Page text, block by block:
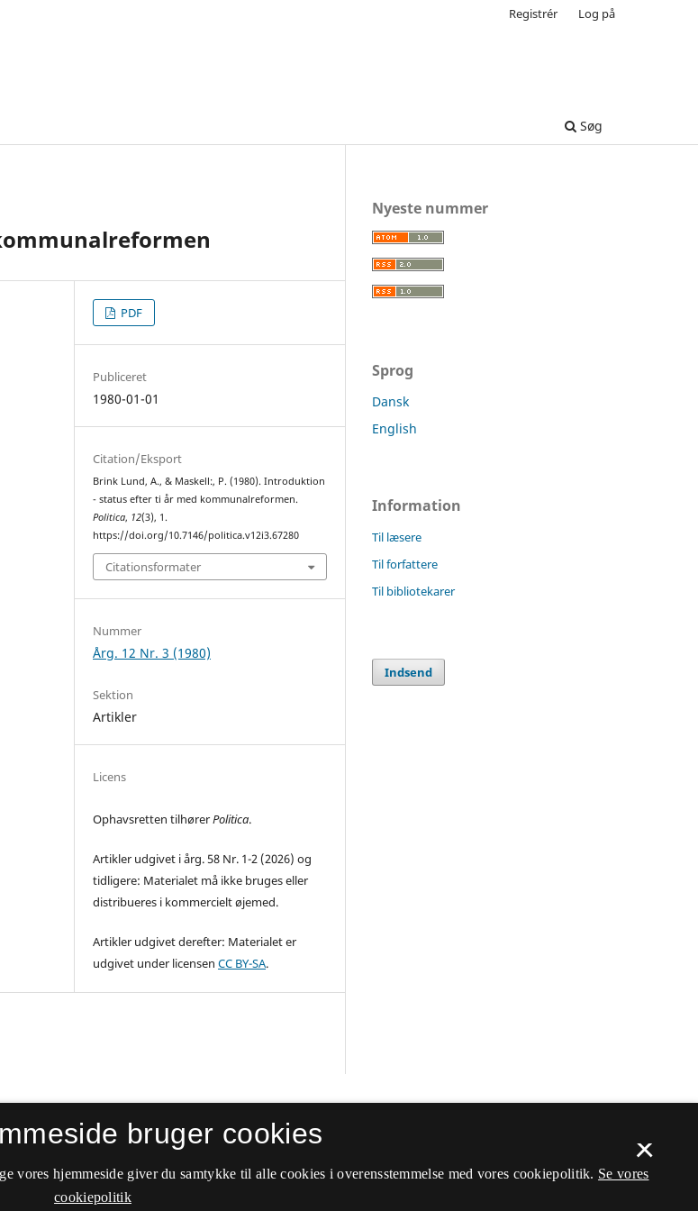
Søg
Registrér Log på
PDF
Publiceret
1980-01-01
Citation/Eksport
Brink Lund, A., & Maskell:, P. (1980). Introduktion
- status efter ti år med kommunalreformen.
Politica, 12(3), 1.
https://doi.org/10.7146/politica.v12i3.67280
Citationsformater
Nummer
Årg. 12 Nr. 3 (1980)
Sektion
Artikler
Licens
Ophavsretten tilhørerPolitica.
Artikler udgivet i årg. 58 Nr. 1-2 (2026) og
tidligere: Materialet må ikke bruges eller
distribueres i kommercielt øjemed.
Artikler udgivet derefter: Materialet er
udgivet under licensenCC BY-SA.
Nyeste nummer
Sprog
Dansk
English
Information
Til læsere
Til forfattere
Til bibliotekarer
Indsend
×
bruger cookies
vores hjemmeside giver du samtykke til alle cookies i overensstemmelse med vores cookiepolitik. Se vores
cookiepolitik